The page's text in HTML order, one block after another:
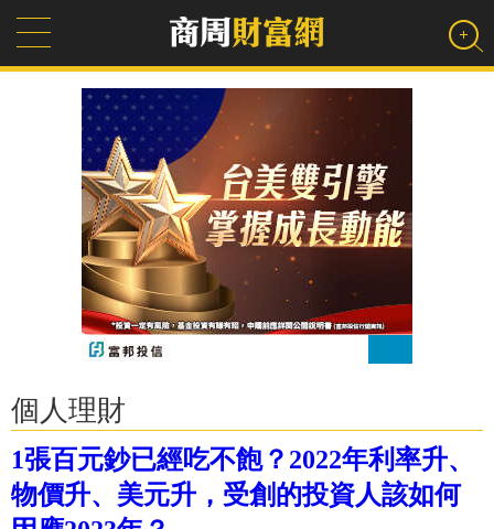
個人理財
1張百元鈔已經吃不飽？2022年利率升、
物價升、美元升，受創的投資人該如何